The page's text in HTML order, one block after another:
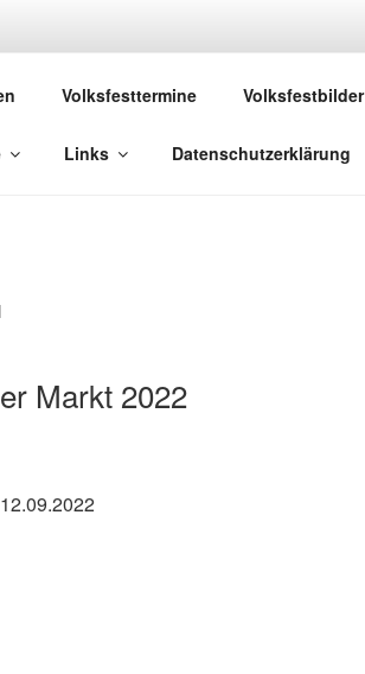
Volksfesttermine Volksfestbilder
Links Datenschutzerklärung
Markt 2022